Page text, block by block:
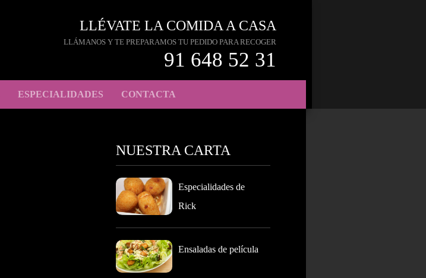
LLÉVATE LA COMIDA A CASA
LLÁMANOS Y TE PREPARAMOS TU PEDIDO PARA RECOGER
91 648 52 31
ESPECIALIDADES CONTACTA
NUESTRA CARTA
Especialidades de
Rick
Ensaladas de película